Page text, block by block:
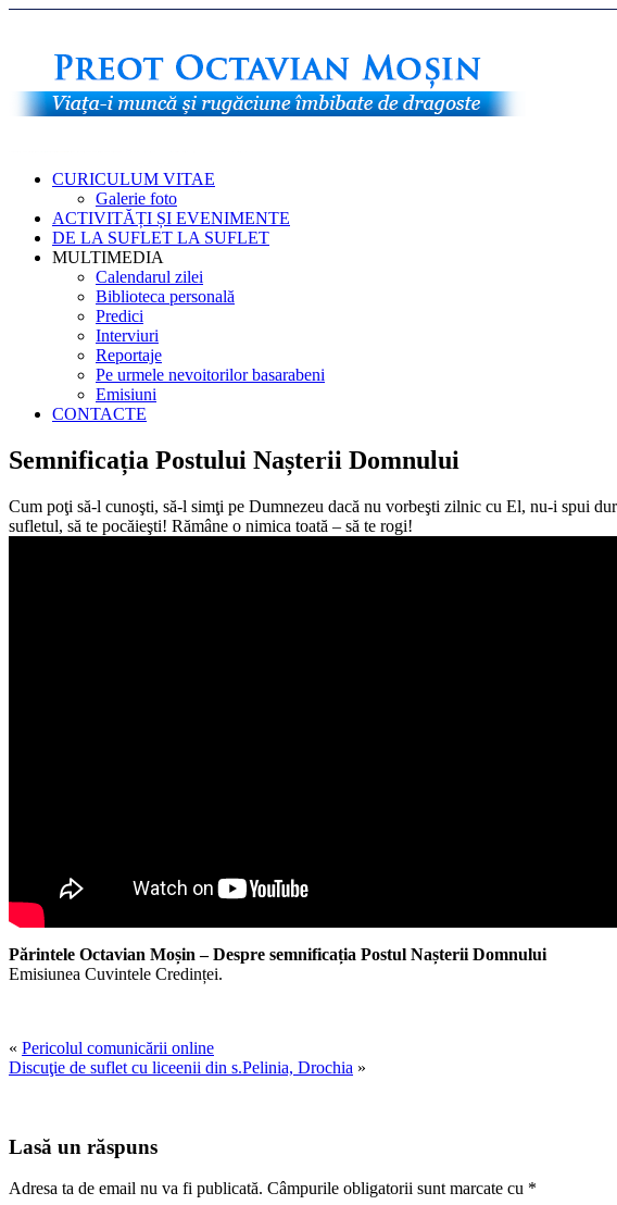
CURICULUM VITAE
Galerie foto
ACTIVITĂȚI ȘI EVENIMENTE
DE LA SUFLET LA SUFLET
MULTIMEDIA
Calendarul zilei
Biblioteca personală
Predici
Interviuri
Reportaje
Pe urmele nevoitorilor basarabeni
Emisiuni
CONTACTE
Semnificația Postului Nașterii Domnului
Cum poţi să-l cunoşti, să-l simţi pe Dumnezeu dacă nu vorbeşti zilnic cu El, nu-i spui
sufletul, să te pocăieşti! Rămâne o nimica toată – să te rogi!
Părintele Octavian Moșin – Despre semnificația Postul Nașterii Domnului
Emisiunea Cuvintele Credinței.
« Pericolul comunicării online
Discuţie de suflet cu liceenii din s.Pelinia, Drochia »
Lasă un răspuns
Adresa ta de email nu va fi publicată. Câmpurile obligatorii sunt marcate cu *